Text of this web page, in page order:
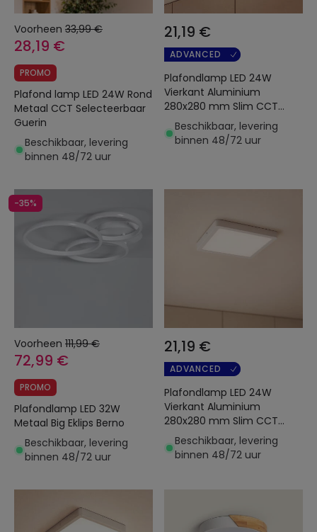
Voorheen 33,99 €
28,19 €
PROMO
Plafond lamp LED 24W Rond
Metaal CCT Selecteerbaar
Guerin
Beschikbaar, levering
binnen 48/72 uur
21,19 €
ADVANCED
Plafondlamp LED 24W
Vierkant Aluminium
280x280 mm Slim CCT
Selecteerbaar Galán
SwitchDimm
Beschikbaar, levering
binnen 48/72 uur
-35%
Voorheen 111,99 €
72,99 €
PROMO
Plafondlamp LED 32W
Metaal Big Eklips Berno
Beschikbaar, levering
binnen 48/72 uur
21,19 €
ADVANCED
Plafondlamp LED 24W
Vierkant Aluminium
280x280 mm Slim CCT
Selecteerbaar Galán
SwitchDimm
Beschikbaar, levering
binnen 48/72 uur